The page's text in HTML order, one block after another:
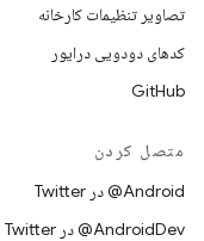
تصاویر تنظیمات کارخانه
کدهای دودویی درایور
GitHub
متصل کردن
Android@ در Twitter
AndroidDev@ در Twitter